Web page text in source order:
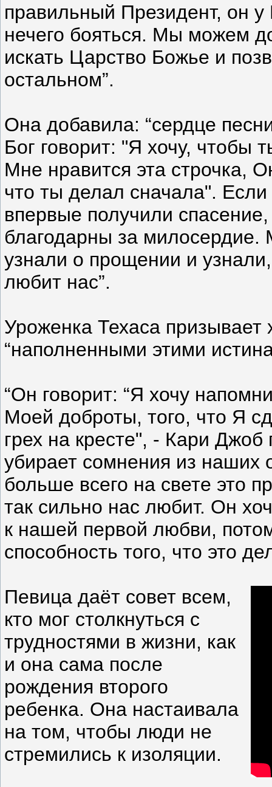
правильный Президент, он
нечего бояться. Мы можем
искать Царство Божье и
остальном”.
Она добавила: “сердце
Бог говорит: "Я хочу, чтобы
Мне нравится эта строчка,
что ты делал сначала".
впервые получили
благодарны за милосердие.
узнали о прощении и
любит нас”.
Уроженка Техаса
“наполненными этими
“Он говорит: “Я хочу
Моей доброты, того, что Я
грех на кресте", - Кари
убирает сомнения из
больше всего на свете это
так сильно нас любит. Он
к нашей первой любви,
способность того, что это
Певица даёт совет всем,
кто мог столкнуться с
трудностями в жизни, как
и она сама после
рождения второго
ребенка. Она настаивала
на том, чтобы люди не
стремились к изоляции.